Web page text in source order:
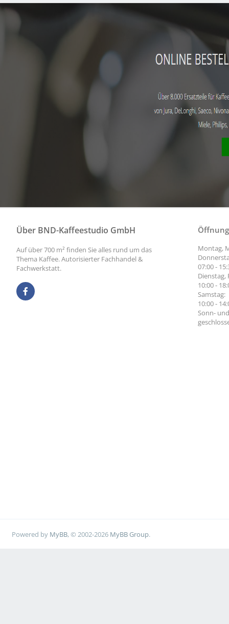
Über BND-Kaffeestudio GmbH
Auf über 700 m² finden Sie alles rund um das
Thema Kaffee. Autorisierter Fachhandel &
Fachwerkstatt.
Montag,
07:00 -
Dienstag,
10:00 -
Samstag:
10:00 -
Sonn-
Powered by MyBB, © 2002-2026 MyBB Group.